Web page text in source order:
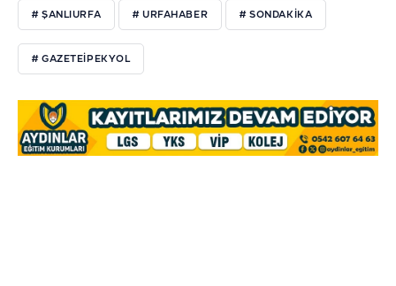
# ŞANLIURFA # URFAHABER # SONDAKIKA
# GAZETEIPEKYOL